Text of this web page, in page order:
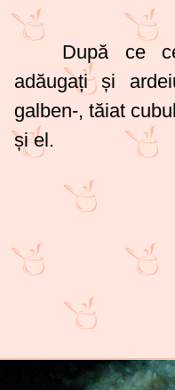
După ce
adăugați și
galben-, tăiat
și el.